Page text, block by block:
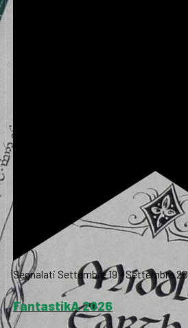
Segnalati Settembre 19-Settembre 20
FantastikA 2026